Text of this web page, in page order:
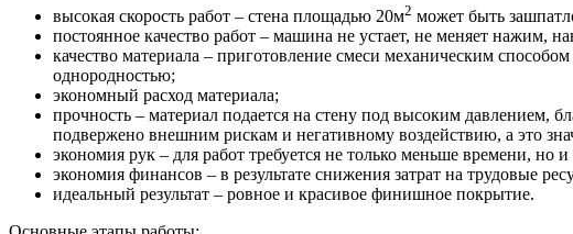
высокая скорость работ – стена площадью 20м2 может быть
постоянное качество работ – машина не устает, не меняет нажим,
качество материала – приготовление смеси механическим
однородностью;
экономный расход материала;
прочность – материал подается на стену под высоким давлением,
подвержено внешним рискам и негативному воздействию, а это
экономия рук – для работ требуется не только меньше времени, но
экономия финансов – в результате снижения затрат на трудовые
идеальный результат – ровное и красивое финишное покрытие.